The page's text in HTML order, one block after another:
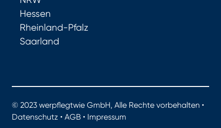
Hessen
Rheinland-Pfalz
Saarland
© 2023 werpflegtwie GmbH, Alle Rechte vorbehalten •
Datenschutz • AGB • Impressum